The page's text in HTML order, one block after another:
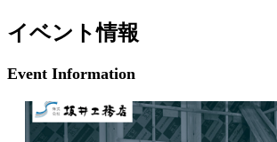
イベント情報
Event Information